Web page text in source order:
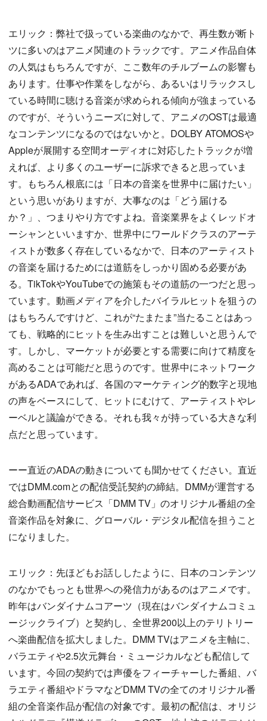
エリック：弊社で扱っている楽曲のなかで、再生数が断ト
ツに多いのはアニメ関連のトラックです。アニメ作品自体
の人気はもちろんですが、ここ数年のチルブームの影響も
あります。仕事や作業をしながら、あるいはリラックスし
ている時間に聴ける音楽が求められる傾向が強まっている
のですが、そういうニーズに対して、アニメのOSTは最適
なコンテンツになるのではないかと。DOLBY ATOMOSや
Appleが展開する空間オーディオに対応したトラックが増
えれば、より多くのユーザーに訴求できると思っていま
す。もちろん根底には「日本の音楽を世界中に届けたい」
という思いがありますが、大事なのは「どう届ける
か？」、つまりやり方ですよね。音楽業界をよくレッドオ
ーシャンといいますか、世界中にワールドクラスのアーテ
ィストが数多く存在しているなかで、日本のアーティスト
の音楽を届けるためには道筋をしっかり固める必要があ
る。TikTokやYouTubeでの施策もその道筋の一つだと思っ
ています。動画メディアを介したバイラルヒットを狙うの
はもちろんですけど、これが“たまたま”当たることはあっ
ても、戦略的にヒットを生み出すことは難しいと思うんで
す。しかし、マーケットが必要とする需要に向けて精度を
高めることは可能だと思うのです。世界中にネットワーク
があるADAであれば、各国のマーケティング的数字と現地
の声をベースにして、ヒットにむけて、アーティストやレ
ーベルと議論ができる。それも我々が持っている大きな利
点だと思っています。
ーー直近のADAの動きについても聞かせてください。直近
ではDMM.comとの配信受託契約の締結。DMMが運営する
総合動画配信サービス「DMM TV」のオリジナル番組の全
音楽作品を対象に、グローバル・デジタル配信を担うこと
になりました。
エリック：先ほどもお話ししたように、日本のコンテンツ
のなかでもっとも世界への発信力があるのはアニメです。
昨年はバンダイナムコアーツ（現在はバンダイナムコミュ
ージックライブ）と契約し、全世界200以上のテリトリー
へ楽曲配信を拡大しました。DMM TVはアニメを主軸に、
バラエティや2.5次元舞台・ミュージカルなども配信して
います。今回の契約では声優をフィーチャーした番組、バ
ラエティ番組やドラマなどDMM TVの全てのオリジナル番
組の全音楽作品が配信の対象です。最初の配信は、オリジ